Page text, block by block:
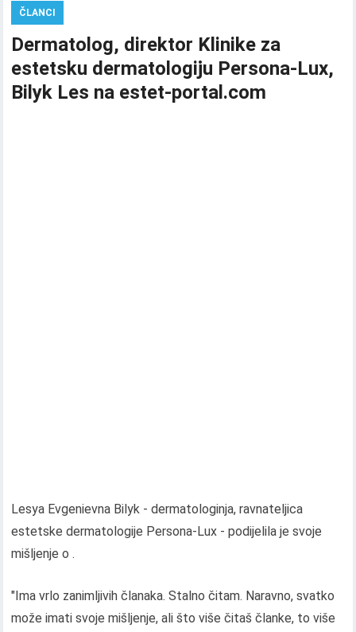
ČLANCI
Dermatolog, direktor Klinike za
estetsku dermatologiju Persona-Lux,
Bilyk Les na estet-portal.com
Lesya Evgenievna Bilyk - dermatologinja, ravnateljica
estetske dermatologije Persona-Lux - podijelila je svoje
mišljenje o .
"Ima vrlo zanimljivih članaka. Stalno čitam. Naravno, svatko
može imati svoje mišljenje, ali što više čitaš članke, to više